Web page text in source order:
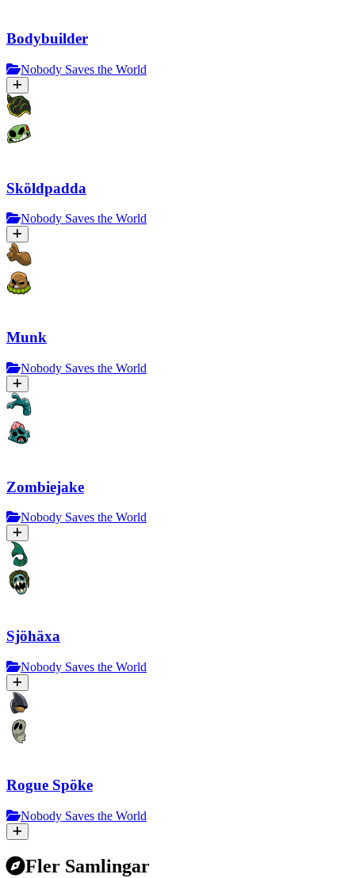
Bodybuilder
Nobody Saves the World
Sköldpadda
Nobody Saves the World
Munk
Nobody Saves the World
Zombiejake
Nobody Saves the World
Sjöhäxa
Nobody Saves the World
Rogue Spöke
Nobody Saves the World
Fler Samlingar